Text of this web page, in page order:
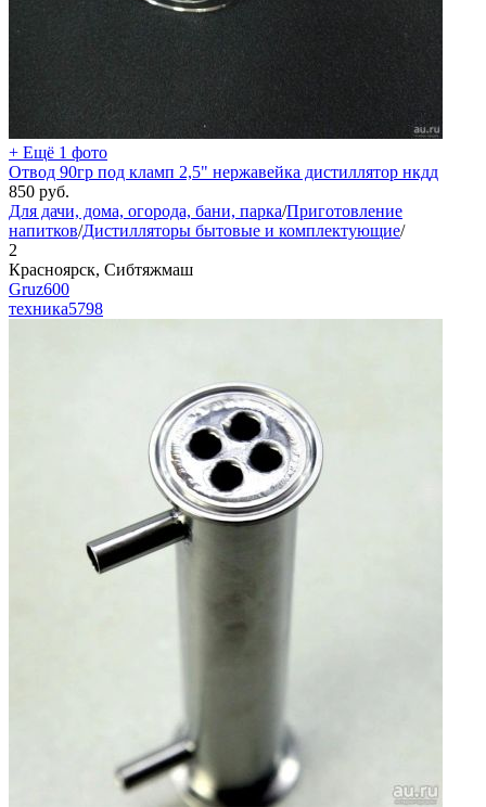
+ Ещё 1 фото
Отвод 90гр под кламп 2,5" нержавейка дистиллятор нкдд
850 руб.
Для дачи, дома, огорода, бани, парка/Приготовление
напитков/Дистилляторы бытовые и комплектующие/
2
Красноярск, Сибтяжмаш
Gruz600
техника5798